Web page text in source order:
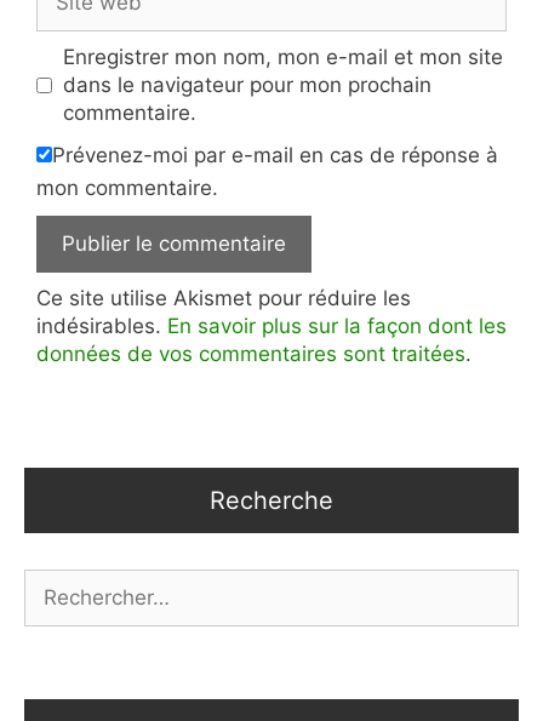
web
Enregistrer mon nom, mon e-mail et mon site
dans le navigateur pour mon prochain
commentaire.
Prévenez-moi par e-mail en cas de réponse à
mon commentaire.
Ce site utilise Akismet pour réduire les
indésirables. En savoir plus sur la façon dont les
données de vos commentaires sont traitées.
Recherche